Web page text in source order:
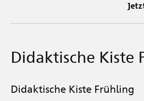
Didaktische Kiste
Didaktische Kiste Frühling